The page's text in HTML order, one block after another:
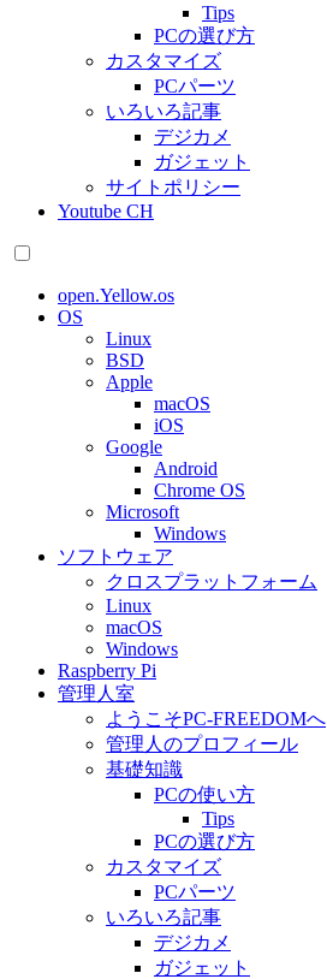
Tips
PCの選び方
カスタマイズ
PCパーツ
いろいろ記事
デジカメ
ガジェット
サイトポリシー
Youtube CH
open.Yellow.os
OS
Linux
BSD
Apple
macOS
iOS
Google
Android
Chrome OS
Microsoft
Windows
ソフトウェア
クロスプラットフォーム
Linux
macOS
Windows
Raspberry Pi
管理人室
ようこそPC-FREEDOMへ
管理人のプロフィール
基礎知識
PCの使い方
Tips
PCの選び方
カスタマイズ
PCパーツ
いろいろ記事
デジカメ
ガジェット